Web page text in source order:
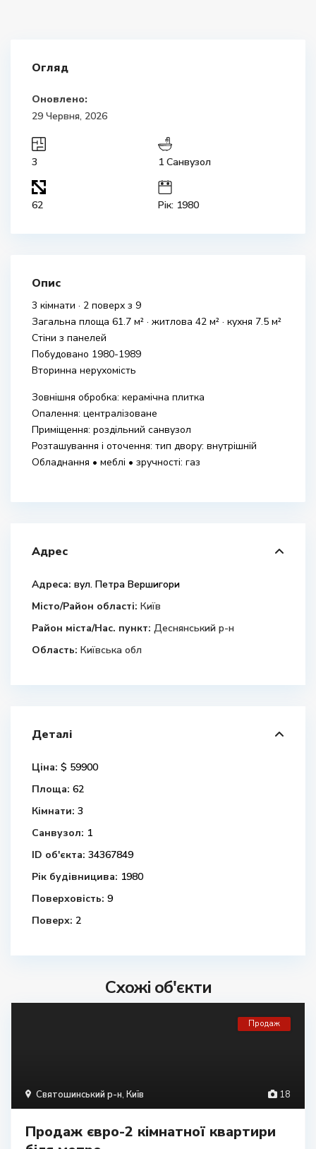
Огляд
Оновлено:
29 Червня, 2026
3 1 Санвузол
62 Рік: 1980
Опис
3 кімнати · 2 поверх з 9
Загальна площа 61.7 м² · житлова 42 м² · кухня 7.5 м²
Стіни з панелей
Побудовано 1980-1989
Вторинна нерухомість
Зовнішня обробка: керамічна плитка
Опалення: централізоване
Приміщення: роздільний санвузол
Розташування і оточення: тип двору: внутрішній
Обладнання • меблі • зручності: газ
Адрес
Адреса: вул. Петра Вершигори
Місто/Район області: Київ
Район міста/Нас. пункт: Деснянський р-н
Область: Київська обл
Деталі
Ціна: $ 59900
Площа: 62
Кімнати: 3
Санвузол: 1
ID об'єкта: 34367849
Рік будівницива: 1980
Поверховість: 9
Поверх: 2
Схожі об'єкти
18
Святошинський р-н, Київ
Продаж
Продаж євро-2 кімнатної квартири